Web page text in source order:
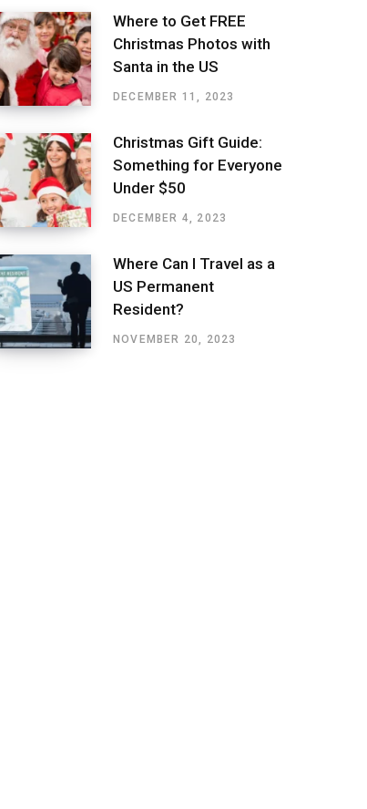
Where to Get FREE
Christmas Photos with
Santa in the US
DECEMBER 11, 2023
Christmas Gift Guide:
Something for Everyone
Under $50
DECEMBER 4, 2023
Where Can I Travel as a
US Permanent
Resident?
NOVEMBER 20, 2023